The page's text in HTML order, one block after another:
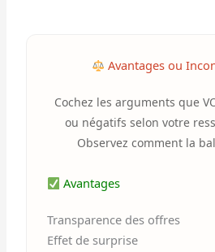
Avantages ou
Cochez les arguments que
ou négatifs selon votre
Observez comment la
Avantages
Transparence des offres
Effet de surprise